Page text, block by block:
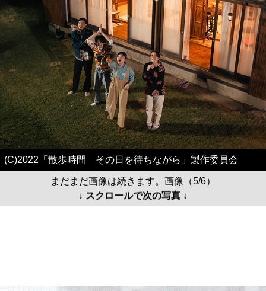
(C)2022「散歩時間 その日を待ちながら」製作委員会
まだまだ画像は続きます。画像（5/6）
↓ スクロールで次の写真 ↓